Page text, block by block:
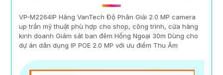
VP-M2264IP Hãng VanTech Độ Phân Giải 2.0 MP camera
up trần mỹ thuật phù hợp cho shop, công trình, cửa hàng
kinh doanh Giám sát ban đêm Hồng Ngoại 30m Dùng cho
dự án dân dụng IP POE 2.0 MP với ưu điểm Thu Âm